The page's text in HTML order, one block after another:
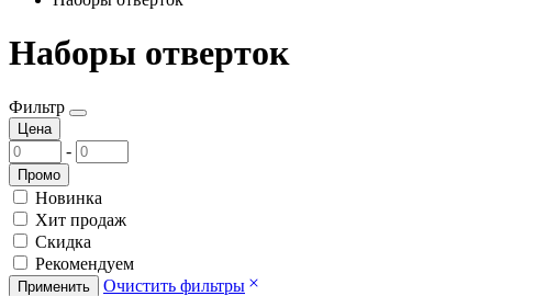
Наборы отверток
Фильтр
Цена
-
Промо
Новинка
Хит продаж
Скидка
Рекомендуем
Применить Очистить фильтры